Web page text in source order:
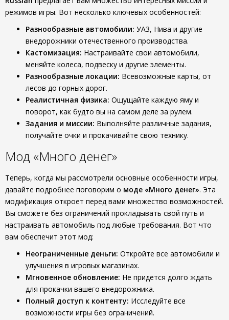
режимов игры. Вот несколько ключевых особенностей:
Разнообразные автомобили: УАЗ, Нива и другие
внедорожники отечественного производства.
Кастомизация: Настраивайте свои автомобили,
меняйте колеса, подвеску и другие элементы.
Разнообразные локации: Всевозможные карты, от
лесов до горных дорог.
Реалистичная физика: Ощущайте каждую яму и
поворот, как будто вы на самом деле за рулем.
Задания и миссии: Выполняйте различные задания,
получайте очки и прокачивайте свою технику.
Мод «Много денег»
Теперь, когда мы рассмотрели основные особенности игры,
давайте подробнее поговорим о моде «Много денег». Эта
модификация откроет перед вами множество возможностей.
Вы сможете без ограничений прокладывать свой путь и
настраивать автомобиль под любые требования. Вот что
вам обеспечит этот мод:
Неограниченные деньги: Откройте все автомобили и
улучшения в игровых магазинах.
Мгновенное обновление: Не придется долго ждать
для прокачки вашего внедорожника.
Полный доступ к контенту: Исследуйте все
возможности игры без ограничений.